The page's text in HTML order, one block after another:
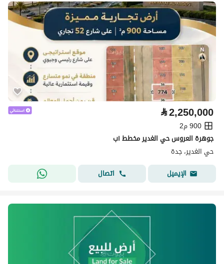
⃁2,250,000
900 م2
جوهرة العروس حي الغدير مخطط ١ب
حي الغدير، جدة
الإيميل
اتصال